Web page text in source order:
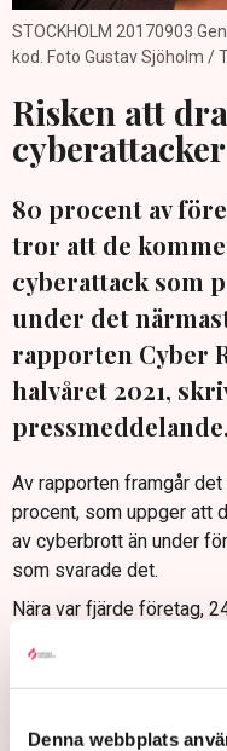
Denna webbplats
STOCKHOLM 20170903
kod. Foto Gustav Sjöholm /
Risken att
80 procent av
tror att de
cyberattack som
under det
rapporten Cyber
halvåret 2021,
pressmeddelande.
Av rapporten framgår
procent, som uppger att
av cyberbrott än under
som svarade det.
Nära var fjärde företag,
drabbats av mer än sju
som även den ökat
mer än sju attacker mot